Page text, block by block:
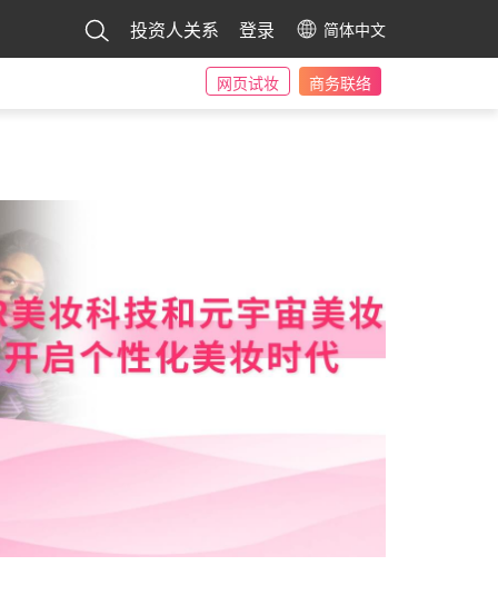
投资人关系 登录 简体中文
网页试妆 商务联络